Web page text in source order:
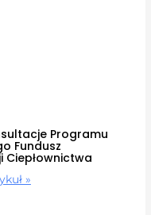
Programu
Fundusz
»